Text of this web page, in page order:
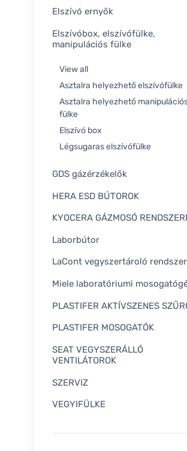
Elszívó ernyők
Elszívóbox, elszívófülke,
manipulációs fülke
View all
Asztalra helyezhető elszívófülke
Asztalra helyezhető
fülke
Elszívó box
Légsugaras elszívófülke
GDS gázérzékelők
HERA ESD BÚTOROK
KYOCERA GÁZMOSÓ
Laborbútor
LaCont vegyszertároló
Miele laboratóriumi
PLASTIFER AKTÍVSZENES
PLASTIFER MOSOGATÓK
SEAT VEGYSZERÁLLÓ
VENTILÁTOROK
SZERVIZ
VEGYIFÜLKE